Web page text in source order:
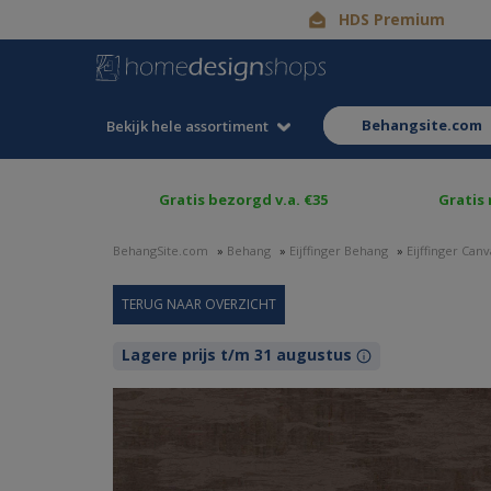
HDS Premium
Bekijk hele assortiment behangsite.com
Gratis bezorgd v.a. €35 Gratis
BehangSite.com » Behang » Eijffinger Behang » Eijffinger
Lagere prijs t/m 31 augustus